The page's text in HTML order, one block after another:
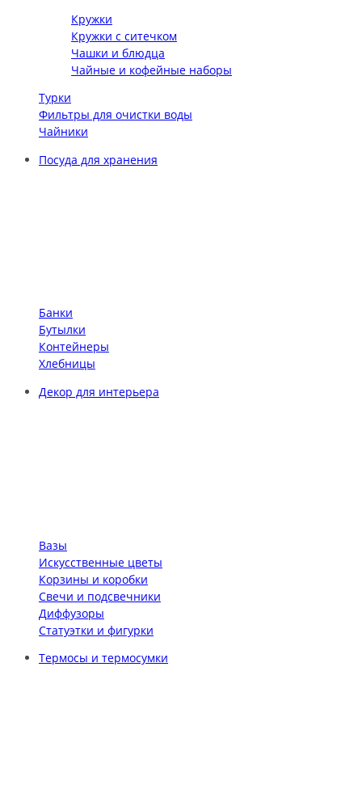
Кружки
Кружки с ситечком
Чашки и блюдца
Чайные и кофейные наборы
Турки
Фильтры для очистки воды
Чайники
Посуда для хранения
Банки
Бутылки
Контейнеры
Хлебницы
Декор для интерьера
Вазы
Искусственные цветы
Корзины и коробки
Свечи и подсвечники
Диффузоры
Статуэтки и фигурки
Термосы и термосумки